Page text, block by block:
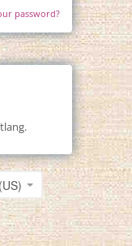
password?